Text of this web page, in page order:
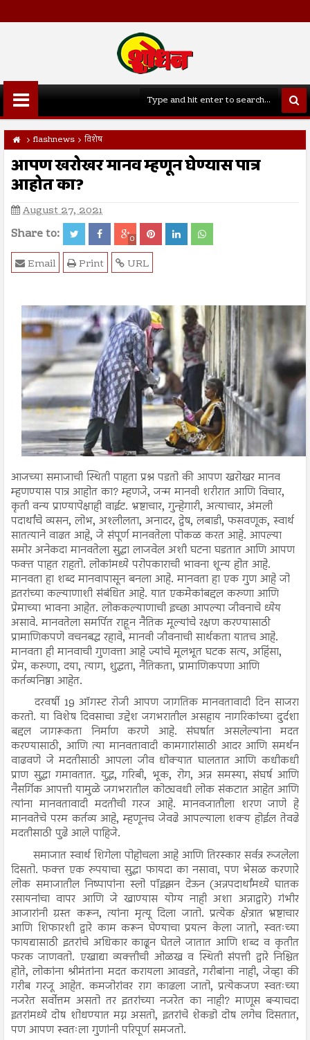
flashnews विशेष
आपण खरोखर मानव म्हणून घेण्यास पात्र
आहोत का?
August 27, 2021
Share to: 0
URL
Print
Email
आजच्या समाजाची स्थिती पाहता प्रश्न पडतो की आपण खरोखर मानव
म्हणण्यास पात्र आहोत का? म्हणजे, जन्म मानवी शरीरात आणि विचार,
कृती वन्य प्राण्यापेक्षाही वाईट. भ्रष्टाचार, गुन्हेगारी, अत्याचार, अंमली
पदार्थांचे व्यसन, लोभ, अश्लीलता, अनादर, द्वेष, लबाडी, फसवणूक, स्वार्थ
सातत्याने वाढत आहे, जे संपूर्ण मानवतेला पोकळ करत आहे. आपल्या
समोर अनेकदा मानवतेला सुद्धा लाजवेल अशी घटना घडतात आणि आपण
फक्त पाहत राहतो. लोकांमध्ये परोपकाराची भावना शून्य होत आहे.
मानवता हा शब्द मानवापासून बनला आहे. मानवता हा एक गुण आहे जो
इतरांच्या कल्याणाशी संबंधित आहे. यात एकमेकांबद्दल करुणा आणि
प्रेमाच्या भावना आहेत. लोककल्याणाची इच्छा आपल्या जीवनाचे ध्येय
असावे. मानवतेला समर्पित राहून नैतिक मूल्यांचे रक्षण करण्यासाठी
प्रामाणिकपणे वचनबद्ध रहावे, मानवी जीवनाची सार्थकता यातच आहे.
मानवता ही मानवाची गुणवत्ता आहे ज्यांचे मूलभूत घटक सत्य, अहिंसा,
प्रेम, करुणा, दया, त्याग, शुद्धता, नैतिकता, प्रामाणिकपणा आणि
कर्तव्यनिष्ठा आहेत.
दरवर्षी 19 ऑगस्ट रोजी आपण जागतिक मानवतावादी दिन साजरा
करतो. या विशेष दिवसाचा उद्देश जगभरातील असहाय नागरिकांच्या दुर्दशा
बद्दल जागरूकता निर्माण करणे आहे. संघर्षात असलेल्यांना मदत
करण्यासाठी, आणि त्या मानवतावादी कामगारांसाठी आदर आणि समर्थन
वाढवणे जे मदतीसाठी आपला जीव धोक्यात घालतात आणि कधीकधी
प्राण सुद्धा गमावतात. युद्ध, गरिबी, भूक, रोग, अन्न समस्या, संघर्ष आणि
नैसर्गिक आपत्ती यामुळे जगभरातील कोट्यवधी लोक संकटात आहेत आणि
त्यांना मानवतावादी मदतीची गरज आहे. मानवजातीला शरण जाणे हे
मानवतेचे परम कर्तव्य आहे, म्हणूनच जेवढे आपल्याला शक्य होईल तेवढे
मदतीसाठी पुढे आले पाहिजे.
समाजात स्वार्थ शिगेला पोहोचला आहे आणि तिरस्कार सर्वत्र रुजलेला
दिसतो. फक्त एक रुपयाचा सुद्धा फायदा का नसावा, पण भेसळ करणारे
लोक समाजातील निष्पापांना स्लो पॉइझन देऊन (अन्नपदार्थांमध्ये घातक
रसायनांचा वापर आणि जे खाण्यास योग्य नाही अशा अन्नाद्वारे) गंभीर
आजारांनी ग्रस्त करून, त्यांना मृत्यू दिला जातो. प्रत्येक क्षेत्रात भ्रष्टाचार
आणि शिफारशी द्वारे काम करून घेण्याचा प्रयत्न केला जातो, स्वतःच्या
फायद्यासाठी इतरांचे अधिकार काढून घेतले जातात आणि शब्द व कृतीत
फरक जाणवतो. एखाद्या व्यक्तीची ओळख व स्थिती संपत्ती द्वारे निश्चित
होते, लोकांना श्रीमंतांना मदत करायला आवडते, गरीबांना नाही, जेव्हा की
गरीब गरजू आहेत. कमजोरांवर राग काढला जातो, प्रत्येकजण स्वतःच्या
नजरेत सर्वोत्तम असतो तर इतरांच्या नजरेत का नाही? माणूस बऱ्याचदा
इतरांमध्ये दोष शोधण्यात मग्न असतो, इतरांचे शेकडो दोष लगेच दिसतात,
पण आपण स्वतःला गुणांनी परिपूर्ण समजतो.